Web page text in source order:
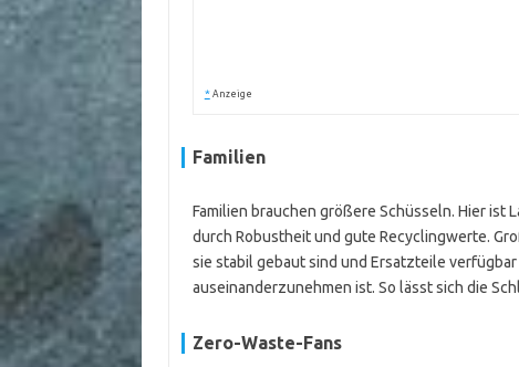
* Anzeige
Familien
Familien brauchen größere Schüsseln. Hier
durch Robustheit und gute Recyclingwerte.
sie stabil gebaut sind und Ersatzteile
auseinanderzunehmen ist. So lässt sich die
Zero-Waste-Fans